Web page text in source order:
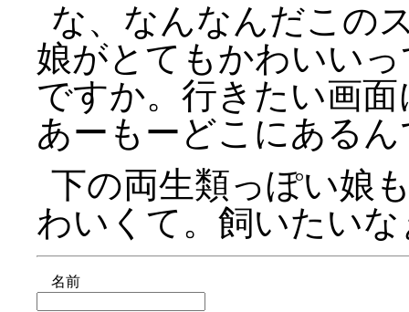
な、なんなんだこの
娘がとてもかわいい
ですか。行きたい画
あーもーどこにある
下の両生類っぽい娘
わいくて。飼いたい
名前